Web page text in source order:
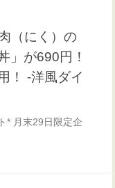
（にく）の
」が690円！
！ -洋風ダイ
* 月末29日限定企